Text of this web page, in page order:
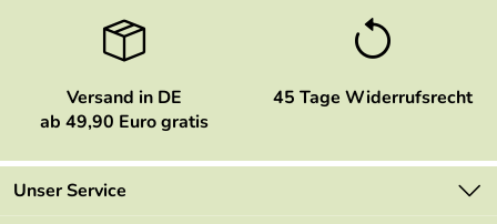
Versand in DE
ab 49,90 Euro gratis
45 Tage Widerrufsrecht
Unser Service